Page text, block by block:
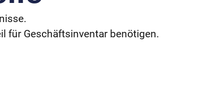
für Geschäftsinventar benötigen.